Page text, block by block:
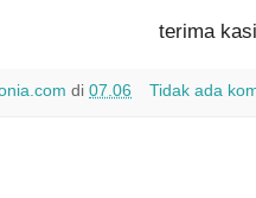
terima
di 07.06 Tidak ada